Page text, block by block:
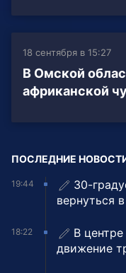
18 сентября в 15:27
В Омской
африканской
ПОСЛЕДНИЕ
19:44
30-
вернуться
18:22
В
движение